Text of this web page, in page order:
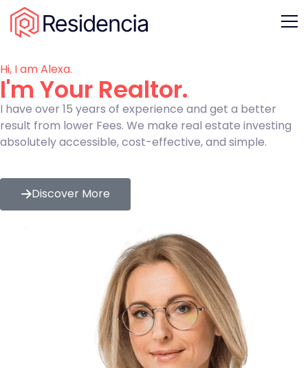
Hi, I am Alexa.
I'm Your Realtor.
I have over 15 years of experience and get a better
result from lower Fees. We make real estate investing
absolutely accessible, cost-effective, and simple.
Discover More